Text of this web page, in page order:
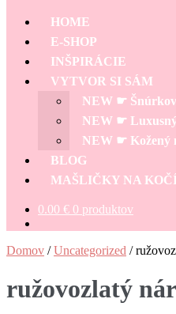
HOME
E-SHOP
INŠPIRÁCIE
VYTVOR SI SÁM
NEW ☛
NEW ☛
NEW ☛ Kožený
BLOG
MAŠLIČKY NA
0.00 € 0 produktov
Domov /Uncategorized /
ružovozlatý